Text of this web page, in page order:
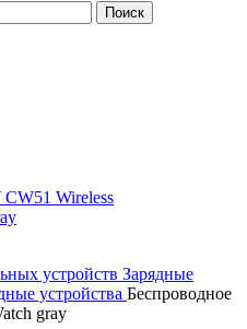
Поиск
устройств Зарядные
устройства Беспроводное
gray